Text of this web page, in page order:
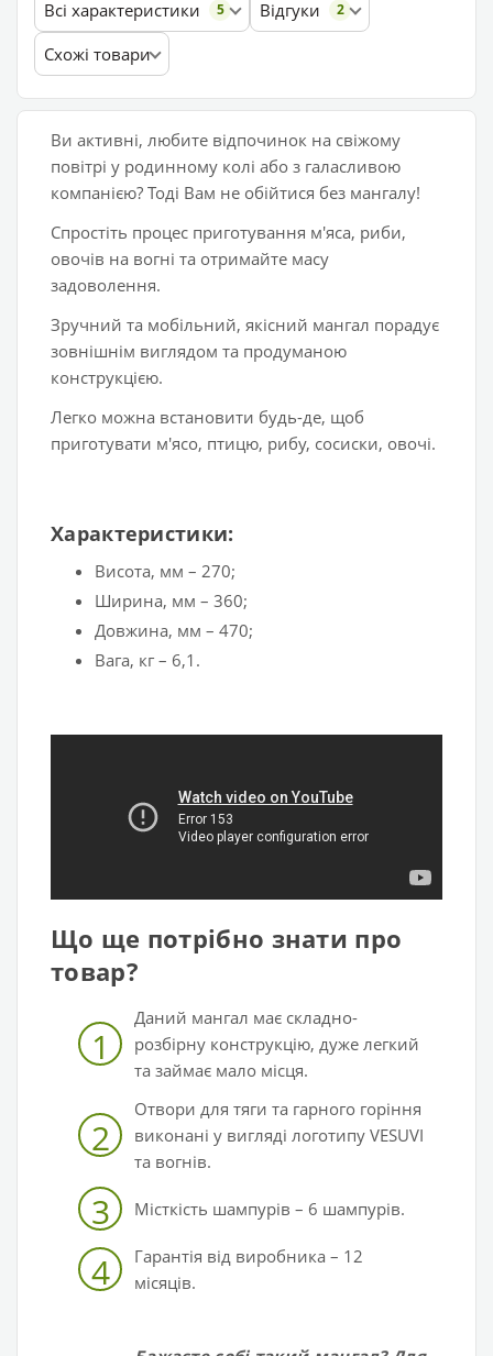
Всі характеристики 5 Відгуки 2
Схожі товари
Ви активні, любите відпочинок на свіжому
повітрі у родинному колі або з галасливою
компанією? Тоді Вам не обійтися без мангалу!
Спростіть процес приготування м'яса, риби,
овочів на вогні та отримайте масу
задоволення.
Зручний та мобільний, якісний мангал порадує
зовнішнім виглядом та продуманою
конструкцією.
Легко можна встановити будь-де, щоб
приготувати м'ясо, птицю, рибу, сосиски, овочі.
Характеристики:
Висота, мм – 270;
Ширина, мм – 360;
Довжина, мм – 470;
Вага, кг – 6,1.
Що ще потрібно знати про
товар?
1
Даний мангал має складно-
розбірну конструкцію, дуже легкий
та займає мало місця.
2
Отвори для тяги та гарного горіння
виконані у вигляді логотипу VESUVI
та вогнів.
3 Місткість шампурів – 6 шампурів.
4
Гарантія від виробника – 12
місяців.